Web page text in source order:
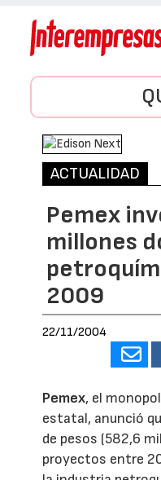
ACTUALIDAD
Pemex
millones
2009
22/11/2004
Pemex, el
estatal, anunció
de pesos (582,6
proyectos entre